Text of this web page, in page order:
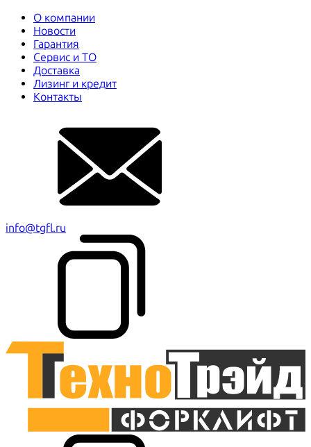
О компании
Новости
Гарантия
Сервис и ТО
Доставка
Лизинг и кредит
Контакты
info@tgfl.ru